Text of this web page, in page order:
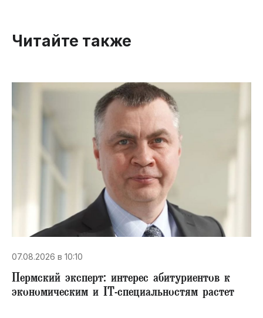
Читайте также
07.08.2026 в 10:10
Пермский эксперт: интерес абитуриентов к
экономическим и IT-специальностям растет